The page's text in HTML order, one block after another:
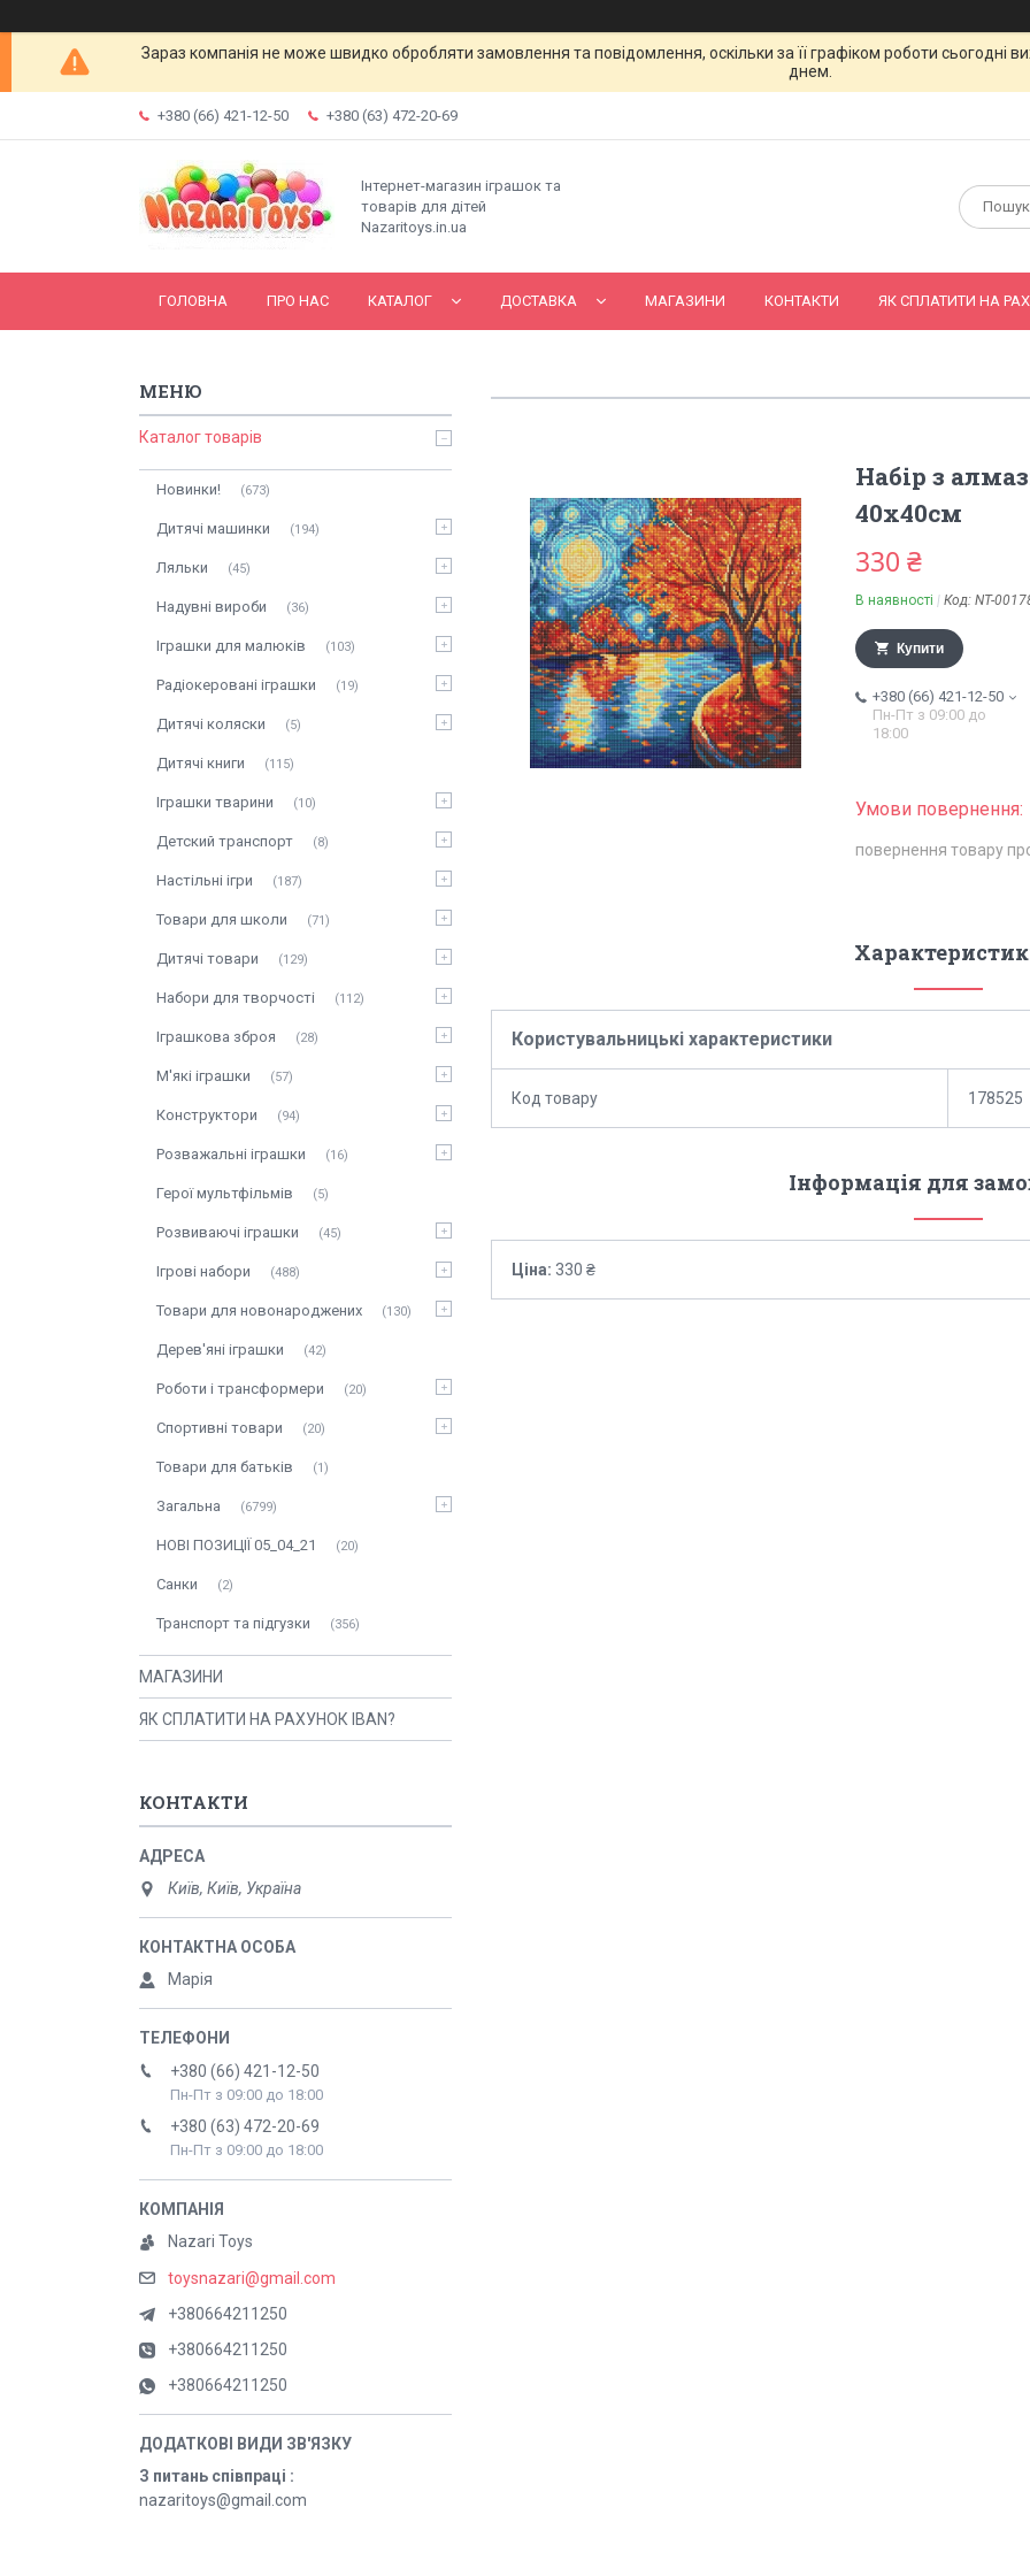
Зараз компанія не може швидко обробляти замовлення та повідомлення, оскільки за її графіком роботи
днем.
+380 (66) 421-12-50 +380 (63) 472-20-69
Інтернет-магазин іграшок та
товарів для дітей
Nazaritoys.in.ua
ГОЛОВНА ПРО НАС КАТАЛОГ ДОСТАВКА МАГАЗИНИ КОНТАКТИ ЯК СПЛАТИТИ НА
Набір з
40х40см
330 ₴
В наявності Код: NT-
Купити
+380 (66) 421-12-50
Пн-Пт з 09:00 до
18:00
повернення товару
Користувальницькі характеристики
Код товару 178525
Інформація для
Ціна: 330 ₴
Каталог товарів
Новинки! 673
Дитячі машинки 194
Ляльки 45
Надувні вироби 36
Іграшки для малюків 103
Радіокеровані іграшки 19
Дитячі коляски 5
Дитячі книги 115
Іграшки тварини 10
Детский транспорт 8
Настільні ігри 187
Товари для школи 71
Дитячі товари 129
Набори для творчості 112
Іграшкова зброя 28
М'які іграшки 57
Конструктори 94
Розважальні іграшки 16
Герої мультфільмів 5
Розвиваючі іграшки 45
Ігрові набори 488
Товари для новонароджених 130
Дерев'яні іграшки 42
Роботи і трансформери 20
Спортивні товари 20
Товари для батьків 1
Загальна 6799
НОВІ ПОЗИЦІЇ 05_04_21 20
Санки 2
Транспорт та підгузки 356
МАГАЗИНИ
ЯК СПЛАТИТИ НА РАХУНОК IBAN?
КОНТАКТИ
Київ, Київ, Україна
Марія
+380 (66) 421-12-50
Пн-Пт з 09:00 до 18:00
+380 (63) 472-20-69
Пн-Пт з 09:00 до 18:00
Nazari Toys
toysnazari@gmail.com
+380664211250
+380664211250
+380664211250
З питань співпраці
nazaritoys@gmail.com